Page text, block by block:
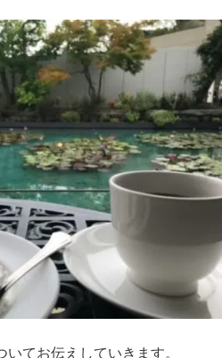
てお伝えしていきます。